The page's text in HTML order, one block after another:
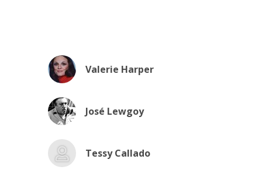
Valerie Harper
José Lewgoy
Tessy Callado